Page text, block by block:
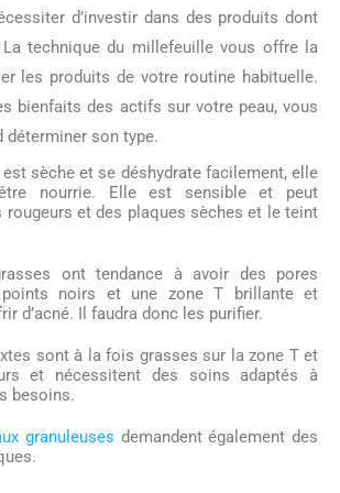
d’investir dans des produits dont
technique du millefeuille vous offre la
les produits de votre routine habituelle.
bienfaits des actifs sur votre peau, vous
déterminer son type.
sèche et se déshydrate facilement, elle
nourrie. Elle est sensible et peut
rougeurs et des plaques sèches et le teint
ont tendance à avoir des pores
noirs et une zone T brillante et
d’acné. Il faudra donc les purifier.
sont à la fois grasses sur la zone T et
et nécessitent des soins adaptés à
besoins.
granuleuses demandent également des